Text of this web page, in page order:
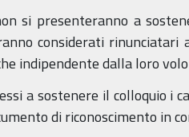
si presenteranno a
considerati rinunciatari
indipendente dalla loro
a sostenere il colloquio i
di riconoscimento in